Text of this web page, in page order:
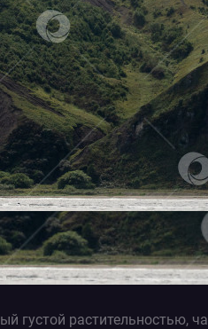
густой растительностью,